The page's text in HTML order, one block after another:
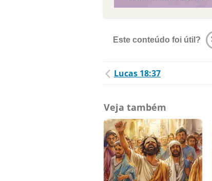
Este conteúdo foi útil?
Lucas 18:37
Veja também